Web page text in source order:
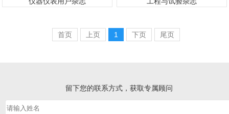
首页 上页 1 下页 尾页
留下您的联系方式，获取专属顾问